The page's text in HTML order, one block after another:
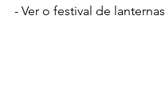
- Ver o festival de